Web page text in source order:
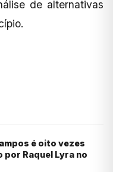
de alternativas
é oito vezes
por Raquel Lyra no